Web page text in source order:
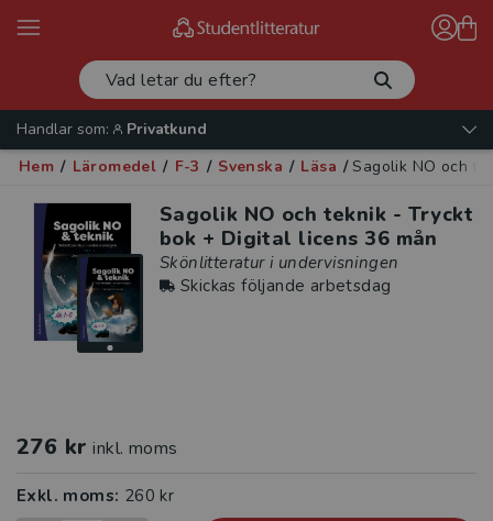
Handlar som:
Privatkund
Hem / Läromedel / F-3 / Svenska / Läsa / Sagolik NO och
Sagolik NO och teknik - Tryckt
bok + Digital licens 36 mån
Skönlitteratur i undervisningen
Skickas följande arbetsdag
276 kr inkl. moms
Exkl. moms: 260 kr